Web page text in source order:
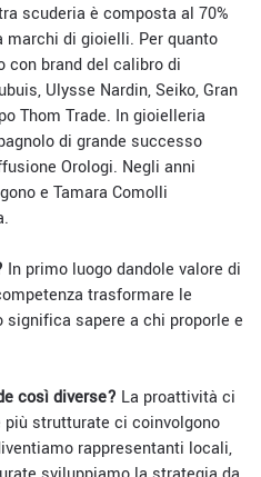
scuderia è composta al 70%
marchi di gioielli. Per quanto
con brand del calibro di
Ulysse Nardin, Seiko, Gran
Thom Trade. In gioielleria
di grande successo
Orologi. Negli anni
e Tamara Comolli
In primo luogo dandole valore di
trasformare le
sapere a chi proporle e
così diverse? La proattività ci
strutturate ci coinvolgono
rappresentanti locali,